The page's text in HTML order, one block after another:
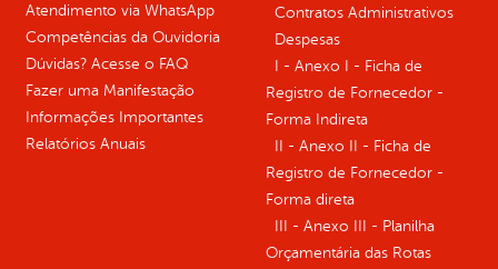
Atendimento via WhatsApp
Competências da Ouvidoria
Dúvidas? Acesse o FAQ
Fazer uma Manifestação
Informações Importantes
Relatórios Anuais
Contratos Administrativos
Despesas
I - Anexo I - Ficha de
Registro de Fornecedor -
Forma Indireta
II - Anexo II - Ficha de
Registro de Fornecedor -
Forma direta
III - Anexo III - Planilha
Orçamentária das Rotas